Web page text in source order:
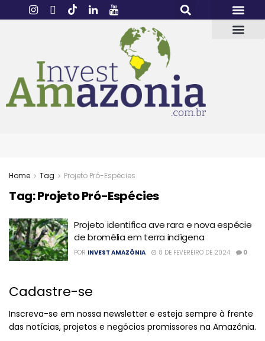
Home Tag Projeto Pró-Espécies
Tag:Projeto Pró-Espécies
Projeto identifica ave rara e nova espécie
de bromélia em terra indígena
POR INVEST AMAZÔNIA 8 DE FEVEREIRO DE 2024 0
Cadastre-se
Inscreva-se em nossa newsletter e esteja sempre à frente
das notícias, projetos e negócios promissores na Amazônia.